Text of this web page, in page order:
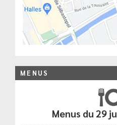
MENUS
Menus du 29